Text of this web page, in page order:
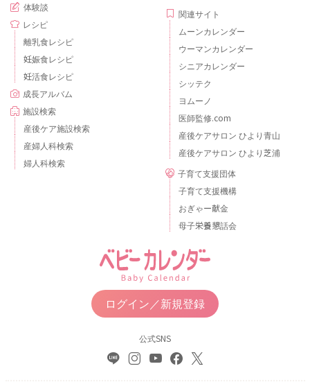
体験談
レシピ
離乳食レシピ
妊娠食レシピ
妊活食レシピ
成長アルバム
施設検索
産後ケア施設検索
産婦人科検索
婦人科検索
関連サイト
ムーンカレンダー
ウーマンカレンダー
シニアカレンダー
シッテク
ヨムーノ
医師監修.com
産後ケアサロン ひより青山
産後ケアサロン ひより芝浦
子育て支援団体
子育て支援機構
おぎゃー献金
母子栄養懇話会
ログイン／新規登録
公式SNS